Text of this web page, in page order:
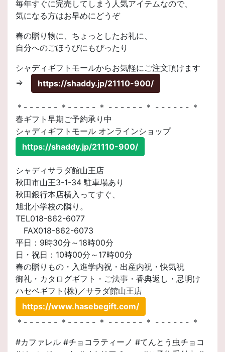
毎年すぐに完売してしまう人気アイテムなので、
気になる方はお早めにどうぞ
春の贈り物に、ちょっとしたお礼に、
自分へのごほうびにもぴったり
シャディギフトモールからお気軽にご注文頂けます
⇒
https://shaddy.jp/21110-900/
＊- - - - - - ＊- - - - - ＊ - - - - - - ＊ - - - - - - ＊
春ギフト早期ご予約承り中
シャディギフトモール オンラインショップ
https://shaddy.jp/21110-900/
シャディサラダ館山王店
秋田市山王3-1-34 駐車場あり
秋田銀行本店横入ってすぐ、
旭北小学校の隣り。
TEL018-862-6077
FAX018-862-6073
平日：9時30分～18時00分
日・祝日：10時00分～17時00分
春の贈りもの・入進学内祝・出産内祝・快気祝
御礼・カタログギフト・ご法事・香典返し・忌明け
ハセベギフト(株)／サラダ館山王店
https://www.hasebegift.com/
＊- - - - - - ＊- - - - - ＊ - - - - - - ＊ - - - - - - ＊
#カファレル #チョコラティーノ #てんとう虫チョコ